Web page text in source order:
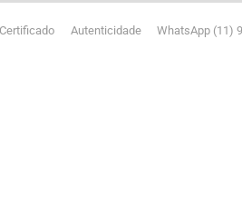
Autenticidade WhatsApp (11)